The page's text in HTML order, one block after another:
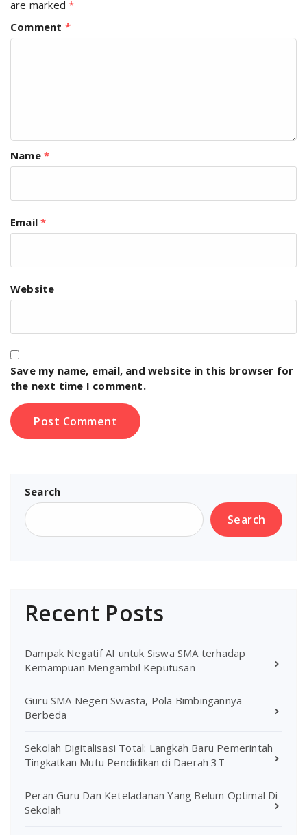
are marked*
Comment *
Name *
Email*
Website
Save my name, email, and website in this browser for
the next time I comment.
Search
Search
Recent Posts
Dampak Negatif AI untuk Siswa SMA terhadap
Kemampuan Mengambil Keputusan
Guru SMA Negeri Swasta, Pola Bimbingannya
Berbeda
Sekolah Digitalisasi Total: Langkah Baru Pemerintah
Tingkatkan Mutu Pendidikan di Daerah 3T
Peran Guru Dan Keteladanan Yang Belum Optimal Di
Sekolah